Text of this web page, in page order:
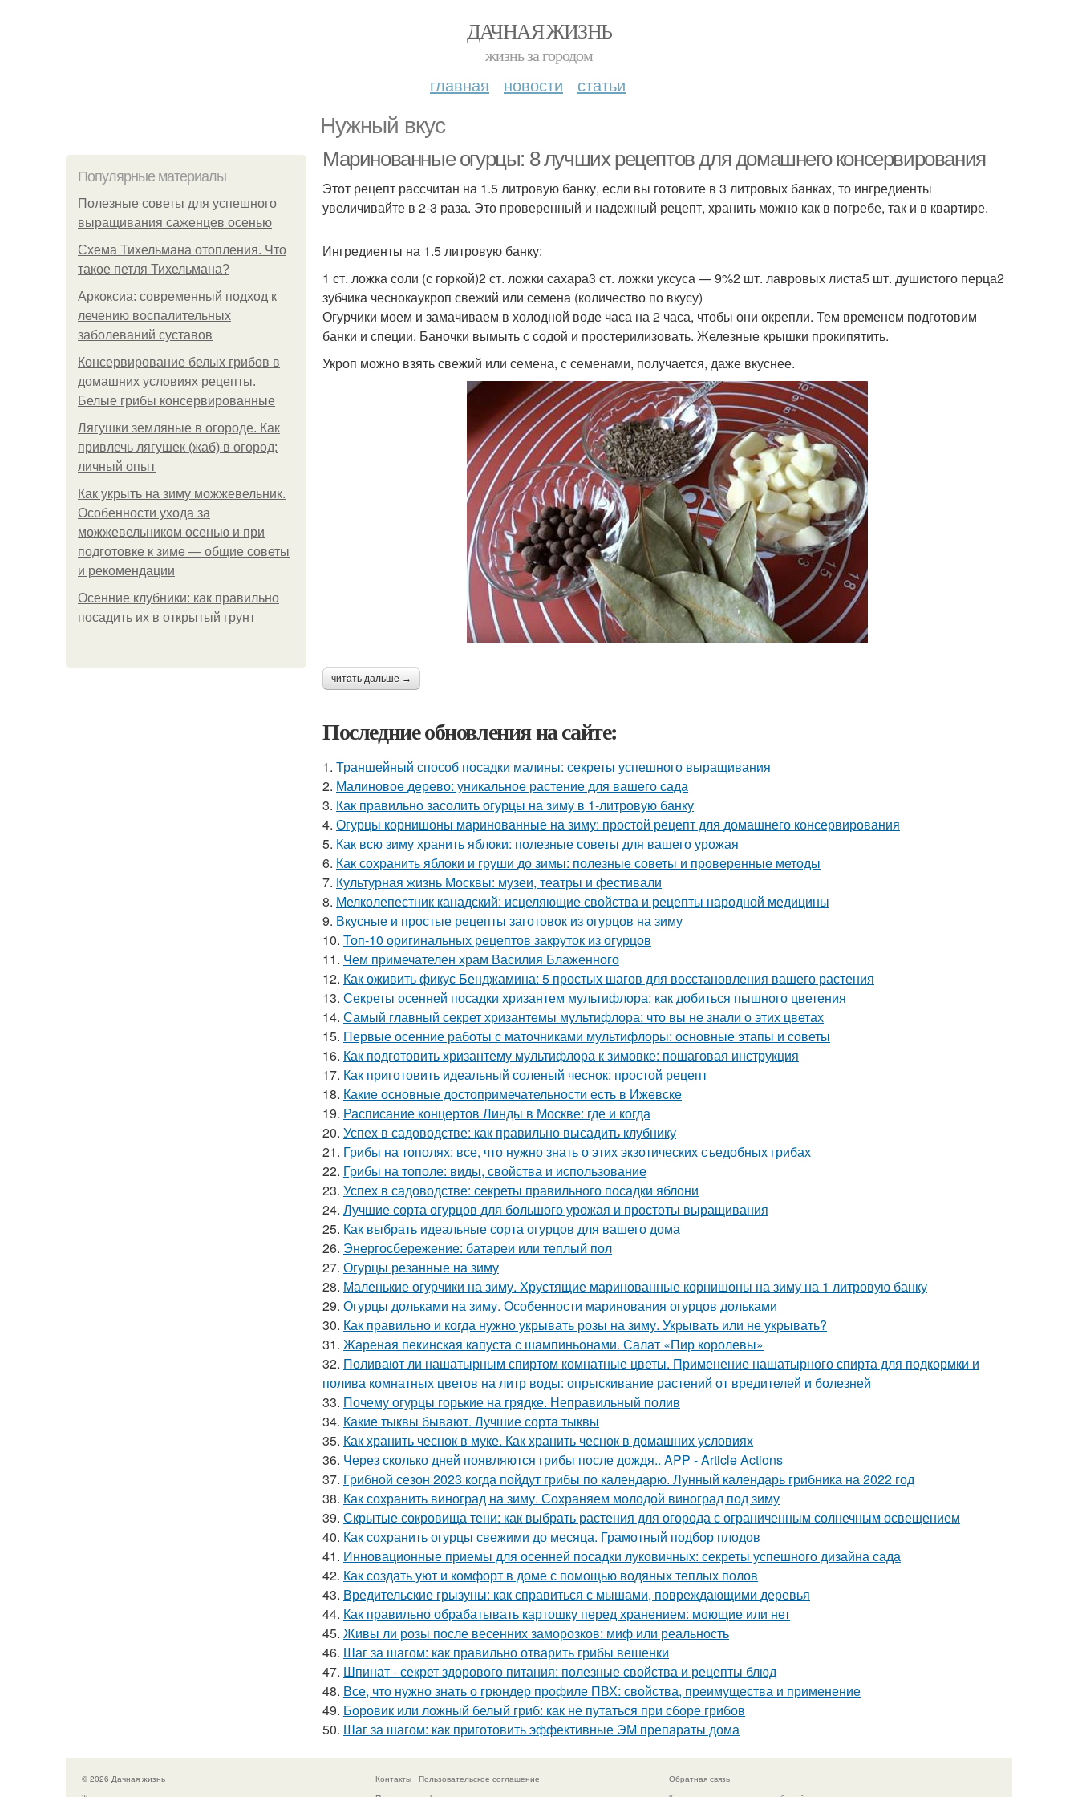
ДАЧНАЯ ЖИЗНЬ
жизнь за городом
главная новости статьи
Нужный вкус
Популярные материалы
Полезные советы для успешного
выращивания саженцев осенью
Схема Тихельмана отопления. Что
такое петля Тихельмана?
Аркоксиа: современный подход к
лечению воспалительных
заболеваний суставов
Консервирование белых грибов в
домашних условиях рецепты.
Белые грибы консервированные
Лягушки земляные в огороде. Как
привлечь лягушек (жаб) в огород:
личный опыт
Как укрыть на зиму можжевельник.
Особенности ухода за
можжевельником осенью и при
подготовке к зиме — общие советы
и рекомендации
Осенние клубники: как правильно
посадить их в открытый грунт
Маринованные огурцы: 8 лучших рецептов для домашнего консервирования
Этот рецепт рассчитан на 1.5 литровую банку, если вы готовите в 3 литровых банках, то ингредиенты
увеличивайте в 2-3 раза. Это проверенный и надежный рецепт, хранить можно как в погребе, так и в квартире.
Ингредиенты на 1.5 литровую банку:
1 ст. ложка соли (с горкой)2 ст. ложки сахара3 ст. ложки уксуса — 9%2 шт. лавровых листа5 шт. душистого перца2
зубчика чеснокаукроп свежий или семена (количество по вкусу)
Огурчики моем и замачиваем в холодной воде часа на 2 часа, чтобы они окрепли. Тем временем подготовим
банки и специи. Баночки вымыть с содой и простерилизовать. Железные крышки прокипятить.
Укроп можно взять свежий или семена, с семенами, получается, даже вкуснее.
читать дальше →
Последние обновления на сайте:
1. Траншейный способ посадки малины: секреты успешного выращивания
2. Малиновое дерево: уникальное растение для вашего сада
3. Как правильно засолить огурцы на зиму в 1-литровую банку
4. Огурцы корнишоны маринованные на зиму: простой рецепт для домашнего консервирования
5. Как всю зиму хранить яблоки: полезные советы для вашего урожая
6. Как сохранить яблоки и груши до зимы: полезные советы и проверенные методы
7. Культурная жизнь Москвы: музеи, театры и фестивали
8. Мелколепестник канадский: исцеляющие свойства и рецепты народной медицины
9. Вкусные и простые рецепты заготовок из огурцов на зиму
10. Топ-10 оригинальных рецептов закруток из огурцов
11. Чем примечателен храм Василия Блаженного
12. Как оживить фикус Бенджамина: 5 простых шагов для восстановления вашего растения
13. Секреты осенней посадки хризантем мультифлора: как добиться пышного цветения
14. Самый главный секрет хризантемы мультифлора: что вы не знали о этих цветах
15. Первые осенние работы с маточниками мультифлоры: основные этапы и советы
16. Как подготовить хризантему мультифлора к зимовке: пошаговая инструкция
17. Как приготовить идеальный соленый чеснок: простой рецепт
18. Какие основные достопримечательности есть в Ижевске
19. Расписание концертов Линды в Москве: где и когда
20. Успех в садоводстве: как правильно высадить клубнику
21. Грибы на тополях: все, что нужно знать о этих экзотических съедобных грибах
22. Грибы на тополе: виды, свойства и использование
23. Успех в садоводстве: секреты правильного посадки яблони
24. Лучшие сорта огурцов для большого урожая и простоты выращивания
25. Как выбрать идеальные сорта огурцов для вашего дома
26. Энергосбережение: батареи или теплый пол
27. Огурцы резанные на зиму
28. Маленькие огурчики на зиму. Хрустящие маринованные корнишоны на зиму на 1 литровую банку
29. Огурцы дольками на зиму. Особенности маринования огурцов дольками
30. Как правильно и когда нужно укрывать розы на зиму. Укрывать или не укрывать?
31. Жареная пекинская капуста с шампиньонами. Салат «Пир королевы»
32. Поливают ли нашатырным спиртом комнатные цветы. Применение нашатырного спирта для подкормки и
полива комнатных цветов на литр воды: опрыскивание растений от вредителей и болезней
33. Почему огурцы горькие на грядке. Неправильный полив
34. Какие тыквы бывают. Лучшие сорта тыквы
35. Как хранить чеснок в муке. Как хранить чеснок в домашних условиях
36. Через сколько дней появляются грибы после дождя.. APP - Article Actions
37. Грибной сезон 2023 когда пойдут грибы по календарю. Лунный календарь грибника на 2022 год
38. Как сохранить виноград на зиму. Сохраняем молодой виноград под зиму
39. Скрытые сокровища тени: как выбрать растения для огорода с ограниченным солнечным освещением
40. Как сохранить огурцы свежими до месяца. Грамотный подбор плодов
41. Инновационные приемы для осенней посадки луковичных: секреты успешного дизайна сада
42. Как создать уют и комфорт в доме с помощью водяных теплых полов
43. Вредительские грызуны: как справиться с мышами, повреждающими деревья
44. Как правильно обрабатывать картошку перед хранением: моющие или нет
45. Живы ли розы после весенних заморозков: миф или реальность
46. Шаг за шагом: как правильно отварить грибы вешенки
47. Шпинат - секрет здорового питания: полезные свойства и рецепты блюд
48. Все, что нужно знать о грюндер профиле ПВХ: свойства, преимущества и применение
49. Боровик или ложный белый гриб: как не путаться при сборе грибов
50. Шаг за шагом: как приготовить эффективные ЭМ препараты дома
© 2026 Дачная жизнь Контакты
Пользовательское соглашение
Обратная связь